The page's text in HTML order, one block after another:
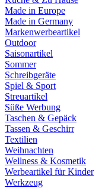
Made in Europe
Made in Germany
Markenwerbeartikel
Outdoor
Saisonartikel
Sommer
Schreibgeräte
Spiel & Sport
Streuartikel
Süße Werbung
Taschen & Gepäck
Tassen & Geschirr
Textilien
Weihnachten
Wellness & Kosmetik
Werbeartikel für Kinder
Werkzeug